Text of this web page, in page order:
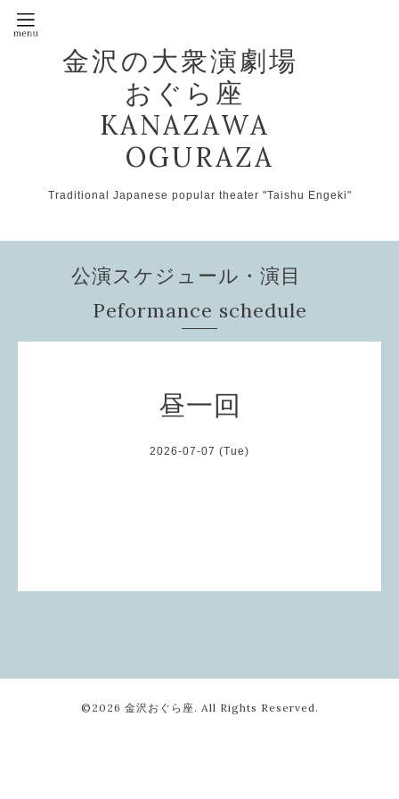
金沢の大衆演劇場
おぐら座
KANAZAWA
OGURAZA
Traditional Japanese popular theater "Taishu Engeki"
公演スケジュール・演目
Peformance schedule
昼一回
2026-07-07 (Tue)
©2026 金沢おぐら座. All Rights Reserved.